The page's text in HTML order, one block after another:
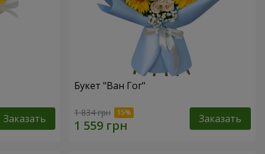
Заказать
Букет "Ван Гог"
1 834 грн Заказать